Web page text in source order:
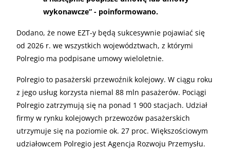
wykonawcze” - poinformowano.
Dodano, że nowe EZT-y będą sukcesywnie pojawiać się
od 2026 r. we wszystkich województwach, z którymi
Polregio ma podpisane umowy wieloletnie.
Polregio to pasażerski przewoźnik kolejowy. W ciągu roku
z jego usług korzysta niemal 88 mln pasażerów. Pociągi
Polregio zatrzymują się na ponad 1 900 stacjach. Udział
firmy w rynku kolejowych przewozów pasażerskich
utrzymuje się na poziomie ok. 27 proc. Większościowym
udziałowcem Polregio jest Agencja Rozwoju Przemysłu.